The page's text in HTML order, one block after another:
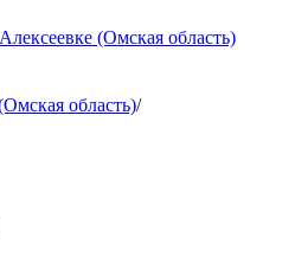
(Омская область)
область)/